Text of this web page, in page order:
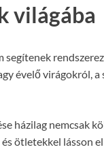
világába
évelő virágokról,
házilag nemcsak
ötletekkel lásson